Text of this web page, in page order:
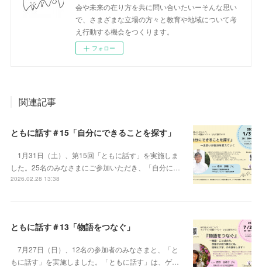
会や未来の在り方を共に問い合いたいーそんな思い
で、さまざまな立場の方々と教育や地域について考
え行動する機会をつくります。
フォロー
関連記事
ともに話す＃15「自分にできることを探す」
1月31日（土）、第15回「ともに話す」を実施しま
した。25名のみなさまにご参加いただき、「自分に…
2026.02.28 13:38
ともに話す＃13「物語をつなぐ」
7月27日（日）、12名の参加者のみなさまと、「と
もに話す」を実施しました。「ともに話す」は、ゲ…